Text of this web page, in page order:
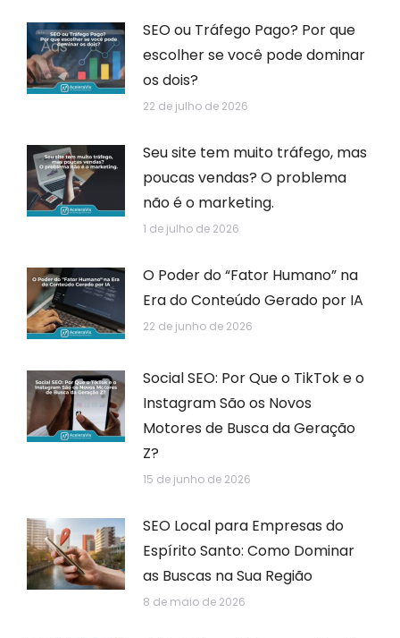
SEO ou Tráfego Pago? Por que
escolher se você pode dominar
os dois?
22 de julho de 2026
Seu site tem muito tráfego, mas
poucas vendas? O problema
não é o marketing.
1 de julho de 2026
O Poder do “Fator Humano” na
Era do Conteúdo Gerado por IA
22 de junho de 2026
Social SEO: Por Que o TikTok e o
Instagram São os Novos
Motores de Busca da Geração
Z?
15 de junho de 2026
SEO Local para Empresas do
Espírito Santo: Como Dominar
as Buscas na Sua Região
8 de maio de 2026